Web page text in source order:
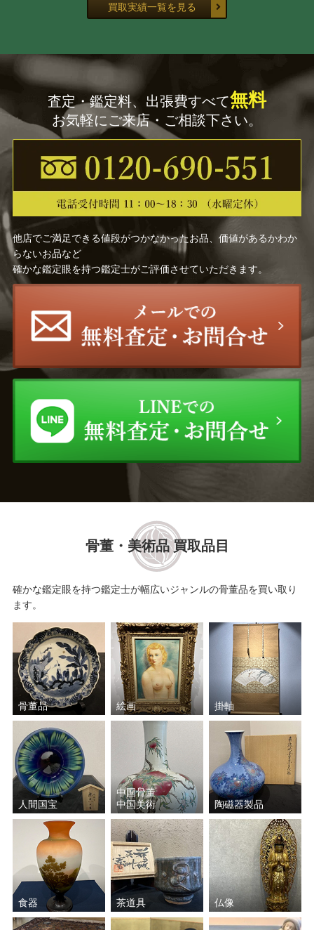
買取実績一覧を見る
査定・鑑定料、出張費すべて無料
お気軽にご来店・ご相談下さい。
他店でご満足できる値段がつかなかったお品、価値があるかわか
らないお品など
確かな鑑定眼を持つ鑑定士がご評価させていただきます。
骨董・美術品 買取品目
確かな鑑定眼を持つ鑑定士が幅広いジャンルの骨董品を買い取り
ます。
骨董品 絵画 掛軸
人間国宝
中国骨董
中国美術
陶磁器製品
食器 茶道具 仏像